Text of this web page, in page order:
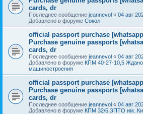
cards, dr
Последнее сообщение jeannevol « 04 авг
Добавлено в форуме Сокол
official passport purchase
Purchase genuine passports
cards, dr
Последнее сообщение jeannevol « 04 авг
Добавлено в форуме КПМ 40-27-10,5
машиностроения
official passport purchase
Purchase genuine passports
cards, dr
Последнее сообщение jeannevol « 04 авг
Добавлено в форуме КПМ 32/5 ЗПТО им.